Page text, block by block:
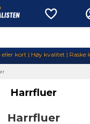
kort | Høy kvalitet | Raske
Harrfluer
Harrfluer